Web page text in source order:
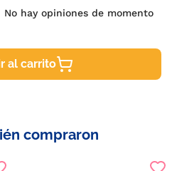
No hay opiniones de momento
al carrito
compraron